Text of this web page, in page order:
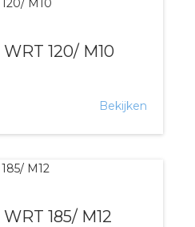
120/ M10
Bekijken
185/ M12